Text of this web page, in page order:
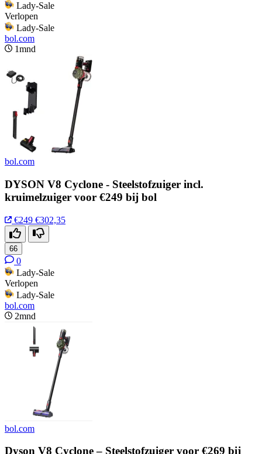
Lady-Sale
Verlopen
Lady-Sale
bol.com
1mnd
bol.com
DYSON V8 Cyclone - Steelstofzuiger incl.
kruimelzuiger voor €249 bij bol
€249 €302,35
66
0
Lady-Sale
Verlopen
Lady-Sale
bol.com
2mnd
bol.com
Dyson V8 Cyclone – Steelstofzuiger voor €269 bij